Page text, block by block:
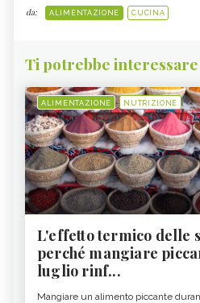
da: ALIMENTAZIONE CUCINA
Ti potrebbe
ALIMENTAZIONE NUTRIZIONE
L'effetto termico delle
perché mangiare
luglio rinf...
Mangiare un alimento piccante